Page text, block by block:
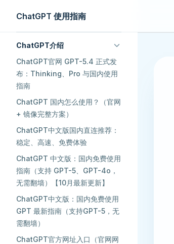
Skip to content
ChatGPT 使用指南
ChatGPT介绍
ChatGPT官网 GPT-5.4 正式发
布：Thinking、Pro 与国内使用
指南
ChatGPT 国内怎么使用？（官网
+ 镜像完整方案） ​
ChatGPT中文版国内直连推荐：
稳定、高速、免费体验
ChatGPT 中文版：国内免费使用
指南（支持 GPT-5、GPT-4o，
无需翻墙）【10月最新更新】
ChatGPT中文版：国内免费使用
GPT 最新指南（支持GPT-5，无
需翻墙）
ChatGPT官方网址入口（官网网